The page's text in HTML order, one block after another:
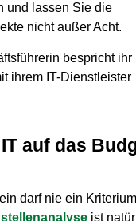
und lassen Sie die
nicht außer Acht.
auf das
darf nie ein
ist